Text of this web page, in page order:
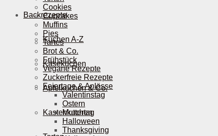
Backrezepte
Kuchen A-Z
Käsekuchen
Apfelkuchen & Co.
Kastenkuchen
Cookies
Cupcakes
Muffins
Pies
Tartes
Brot & Co.
Frühstück
Vegane Rezepte
Zuckerfreie Rezepte
Feiertage & Anlässe
Valentinstag
Ostern
Muttertag
Halloween
Thanksgiving